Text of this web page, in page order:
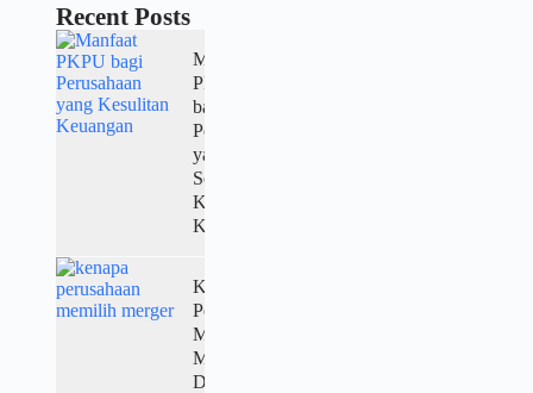
Recent Posts
Manfaat
PKPU
bagi
Perusahaan
yang
Sedang
Kesulitan
Keuangan
Kenapa
Perusahaan
Memilih
Merger
Dibanding